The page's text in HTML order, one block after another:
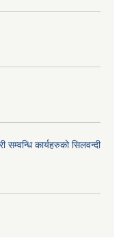
कार्यहरुको सिलवन्दी